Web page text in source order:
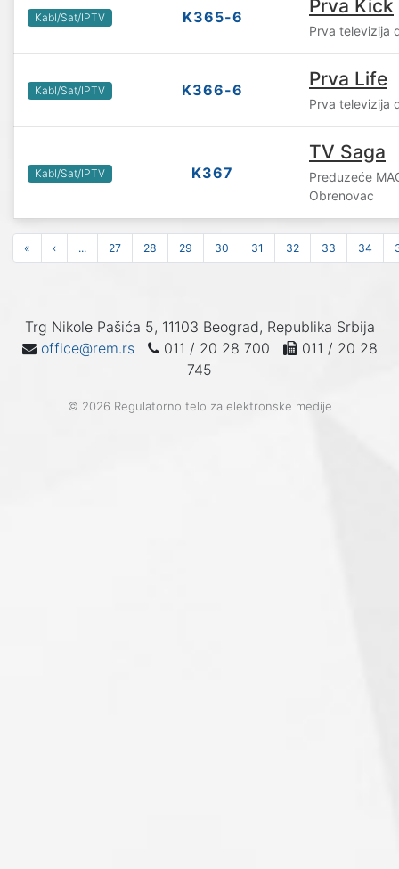
Kabl/Sat/IPTV K365-6 Prva Kick
Prva televizija
Kabl/Sat/IPTV K366-6 Prva Life
Prva televizija
Kabl/Sat/IPTV K367
TV Saga
Preduzeće
Obrenovac
« ‹ ... 27 28 29 30 31 32 33 34
Trg Nikole Pašića 5, 11103 Beograd, Republika Srbija
office@rem.rs
011 / 20 28 700
011 / 20 28
745
© 2026 Regulatorno telo za elektronske medije